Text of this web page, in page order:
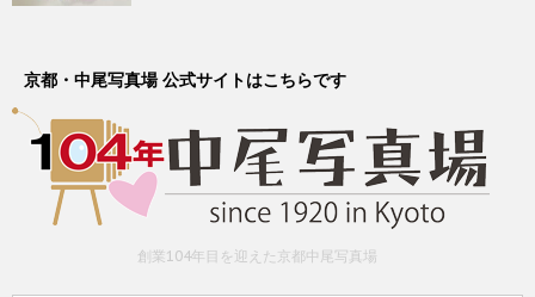
京都・中尾写真場 公式サイトはこちらです
創業104年目を迎えた京都中尾写真場